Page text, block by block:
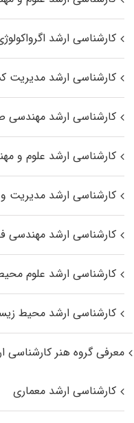
کارشناسی ارشد
کارشناسی ارشد مدیریت
کارشناسی ارشد مهندسی
کارشناسی ارشد علوم و
کارشناسی ارشد مدیریت و
کارشناسی ارشد مهندسی
کارشناسی ارشد علوم
کارشناسی ارشد محیط
معرفی گروه هنر کارشناسی
کارشناسی ارشد معماری